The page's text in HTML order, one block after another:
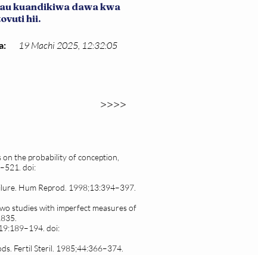
kuandikiwa dawa kwa
hii.
19 Machi 2025, 12:32:05
>>>>
the probability of conception,
doi:
Hum Reprod. 1998;13:394–397.
studies with imperfect measures of
doi:
Fertil Steril. 1985;44:366–374.